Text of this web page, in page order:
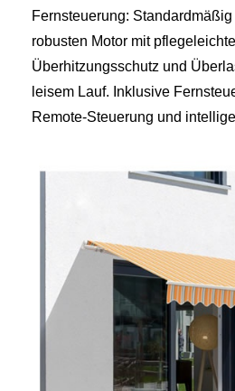
Fernsteuerung:
robusten Motor mit
Überhitzungsschutz und
leisem Lauf. Inklusive
Remote-Steuerung und